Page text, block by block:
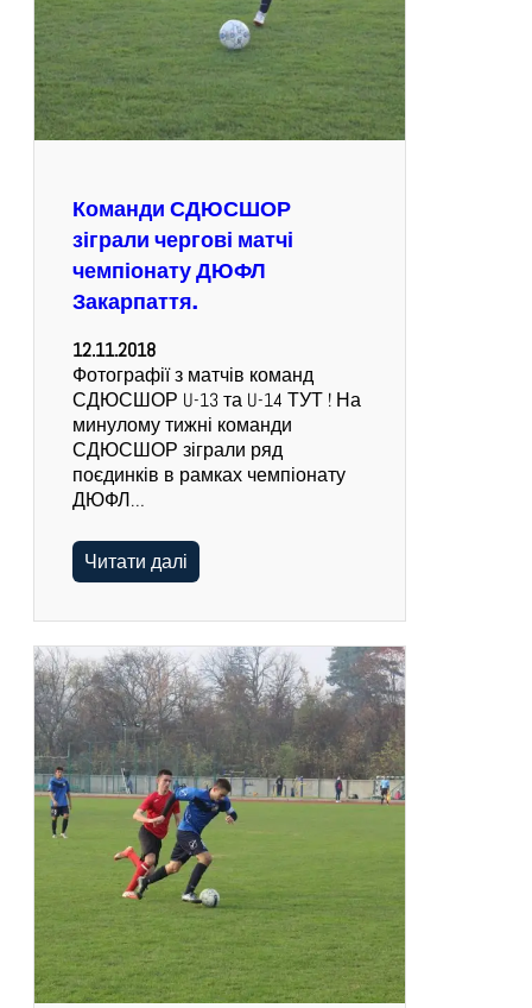
Команди СДЮСШОР
зіграли чергові матчі
чемпіонату ДЮФЛ
Закарпаття.
12.11.2018
Фотографії з матчів команд
СДЮСШОР U-13 та U-14 ТУТ ! На
минулому тижні команди
СДЮСШОР зіграли ряд
поєдинків в рамках чемпіонату
ДЮФЛ…
Читати далі